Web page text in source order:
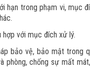
hạn trong phạm vi, mục
hợp với mục đích xử lý.
bảo vệ, bảo mật
phòng, chống sự mất